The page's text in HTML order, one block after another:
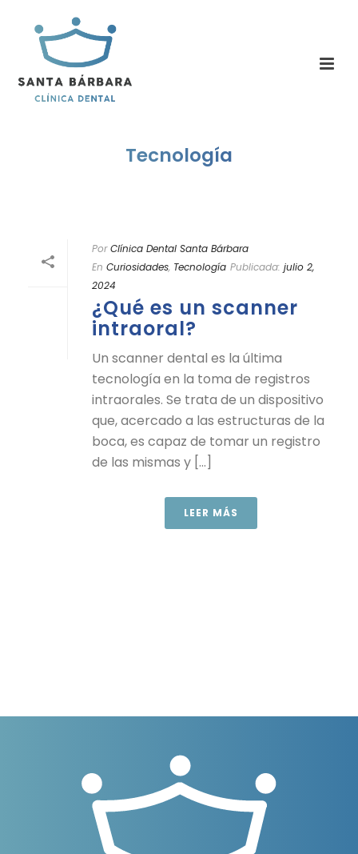
Tecnología
Por Clínica Dental Santa Bárbara
En Curiosidades, Tecnología Publicada: julio 2,
2024
¿Qué es un scanner
intraoral?
Un scanner dental es la última
tecnología en la toma de registros
intraorales. Se trata de un dispositivo
que, acercado a las estructuras de la
boca, es capaz de tomar un registro
de las mismas y [...]
LEER MÁS